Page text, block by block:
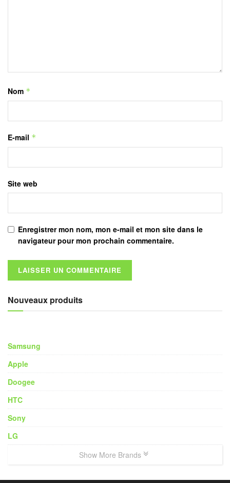
Nom *
E-mail *
Site web
Enregistrer mon nom, mon e-mail et mon site dans le
navigateur pour mon prochain commentaire.
Nouveaux produits
Samsung
Apple
Doogee
HTC
Sony
LG
Show More Brands